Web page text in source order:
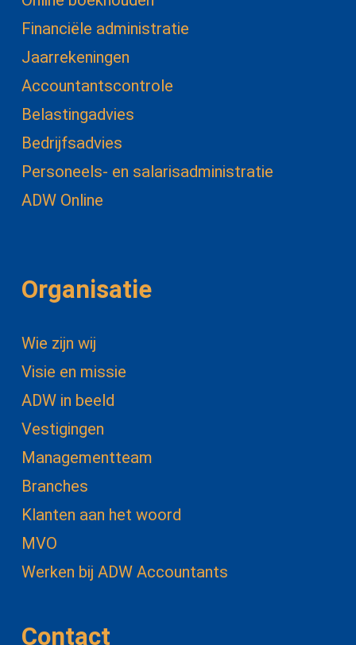
Financiële administratie
Jaarrekeningen
Accountantscontrole
Belastingadvies
Bedrijfsadvies
Personeels- en salarisadministratie
ADW Online
Organisatie
Wie zijn wij
Visie en missie
ADW in beeld
Vestigingen
Managementteam
Branches
Klanten aan het woord
MVO
Werken bij ADW Accountants
Contact